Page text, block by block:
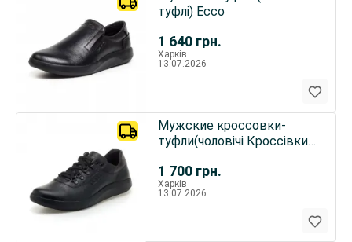
1 640 грн.
туфлі) Ecco
Харків
13.07.2026
1 700 грн.
Мужские кроссовки-
туфли(чоловічі Кроссівки-
Харків
13.07.2026